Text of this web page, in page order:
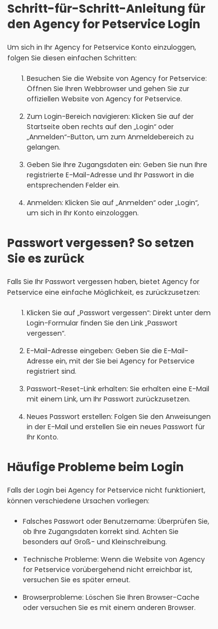
Schritt-für-Schritt-Anleitung für
den Agency for Petservice Login
Um sich in Ihr Agency for Petservice Konto einzuloggen,
folgen Sie diesen einfachen Schritten:
Besuchen Sie die Website von Agency for Petservice:
Öffnen Sie Ihren Webbrowser und gehen Sie zur
offiziellen Website von Agency for Petservice.
Zum Login-Bereich navigieren: Klicken Sie auf der
Startseite oben rechts auf den „Login“ oder
„Anmelden“-Button, um zum Anmeldebereich zu
gelangen.
Geben Sie Ihre Zugangsdaten ein: Geben Sie nun Ihre
registrierte E-Mail-Adresse und Ihr Passwort in die
entsprechenden Felder ein.
Anmelden: Klicken Sie auf „Anmelden“ oder „Login“,
um sich in Ihr Konto einzologgen.
Passwort vergessen? So setzen
Sie es zurück
Falls Sie Ihr Passwort vergessen haben, bietet Agency for
Petservice eine einfache Möglichkeit, es zurückzusetzen:
Klicken Sie auf „Passwort vergessen“: Direkt unter dem
Login-Formular finden Sie den Link „Passwort
vergessen“.
E-Mail-Adresse eingeben: Geben Sie die E-Mail-
Adresse ein, mit der Sie bei Agency for Petservice
registriert sind.
Passwort-Reset-Link erhalten: Sie erhalten eine E-Mail
mit einem Link, um Ihr Passwort zurückzusetzen.
Neues Passwort erstellen: Folgen Sie den Anweisungen
in der E-Mail und erstellen Sie ein neues Passwort für
Ihr Konto.
Häufige Probleme beim Login
Falls der Login bei Agency for Petservice nicht funktioniert,
können verschiedene Ursachen vorliegen:
Falsches Passwort oder Benutzername: Überprüfen Sie,
ob Ihre Zugangsdaten korrekt sind. Achten Sie
besonders auf Groß- und Kleinschreibung.
Technische Probleme: Wenn die Website von Agency
for Petservice vorübergehend nicht erreichbar ist,
versuchen Sie es später erneut.
Browserprobleme: Löschen Sie Ihren Browser-Cache
oder versuchen Sie es mit einem anderen Browser.